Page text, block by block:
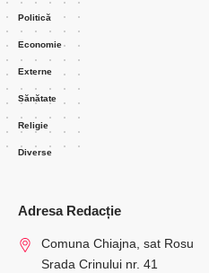
Politică
Economie
Externe
Sănătate
Religie
Diverse
Adresa Redacție
Comuna Chiajna, sat Rosu
Srada Crinului nr. 41